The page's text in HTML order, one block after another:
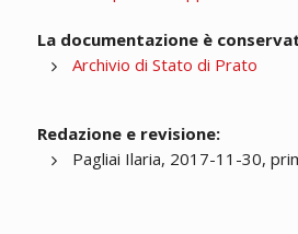
La documentazione è
Archivio di Stato di Prato
Redazione e revisione:
Pagliai Ilaria, 2017-11-30,